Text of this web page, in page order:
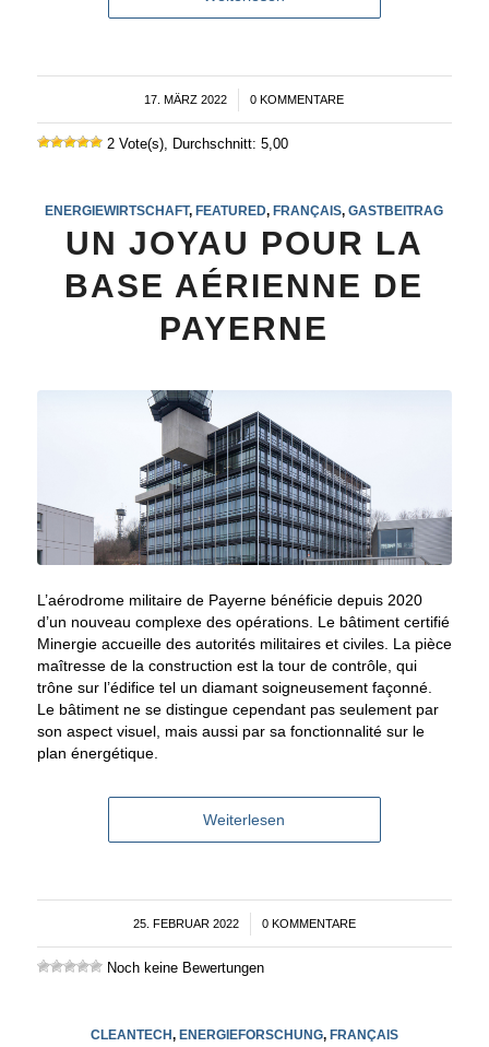
17. MÄRZ 2022
/ 0 KOMMENTARE
2 Vote(s), Durchschnitt: 5,00
ENERGIEWIRTSCHAFT,FEATURED,FRANÇAIS,GASTBEITRAG
UN JOYAU POUR LA
BASE AÉRIENNE DE
PAYERNE
L’aérodrome militaire de Payerne bénéficie depuis 2020
d’un nouveau complexe des opérations. Le bâtiment certifié
Minergie accueille des autorités militaires et civiles. La pièce
maîtresse de la construction est la tour de contrôle, qui
trône sur l’édifice tel un diamant soigneusement façonné.
Le bâtiment ne se distingue cependant pas seulement par
son aspect visuel, mais aussi par sa fonctionnalité sur le
plan énergétique.
Weiterlesen
25. FEBRUAR 2022
/ 0 KOMMENTARE
Noch keine Bewertungen
CLEANTECH, ENERGIEFORSCHUNG, FRANÇAIS